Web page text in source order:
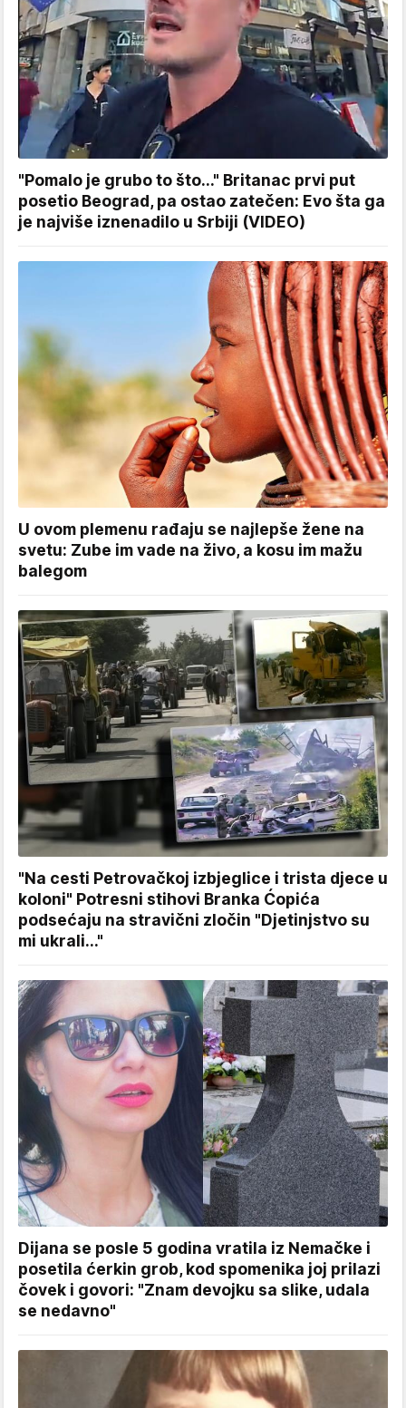
"Pomalo je grubo to što..." Britanac prvi put
posetio Beograd, pa ostao zatečen: Evo šta ga
je najviše iznenadilo u Srbiji (VIDEO)
U ovom plemenu rađaju se najlepše žene na
svetu: Zube im vade na živo, a kosu im mažu
balegom
"Na cesti Petrovačkoj izbjeglice i trista djece u
koloni" Potresni stihovi Branka Ćopića
podsećaju na stravični zločin "Djetinjstvo su
mi ukrali..."
Dijana se posle 5 godina vratila iz Nemačke i
posetila ćerkin grob, kod spomenika joj prilazi
čovek i govori: "Znam devojku sa slike, udala
se nedavno"